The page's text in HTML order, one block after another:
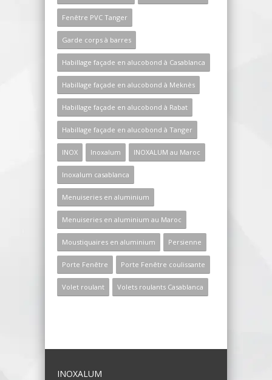
Fenêtre PVC Tanger
Garde corps à barres
Habillage façade en alucobond à Casablanca
Habillage façade en alucobond à Meknès
Habillage façade en alucobond à Rabat
Habillage façade en alucobond à Tanger
INOX Inoxalum INOXALUM au Maroc
Inoxalum casablanca
Menuiseries en aluminium
Menuiseries en aluminium au Maroc
Moustiquaires en aluminium Persienne
Porte Fenêtre Porte Fenêtre coulissante
Volet roulant Volets roulants Casablanca
INOXALUM